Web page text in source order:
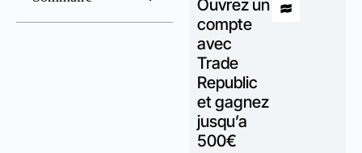
Ouvrez un
compte
avec
Trade
Republic
et gagnez
jusqu’a
500€